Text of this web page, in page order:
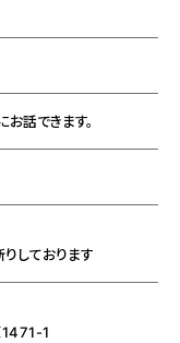
話できます。
しております
1